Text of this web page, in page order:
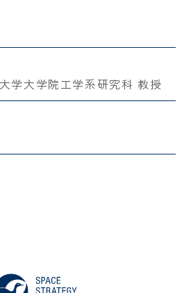
学大学院工学系研究科 教授